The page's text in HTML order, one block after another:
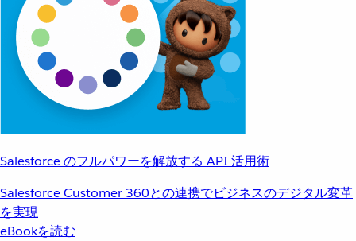
Salesforce のフルパワーを解放する API 活用術
Salesforce Customer 360との連携でビジネスのデジタル変革
を実現
eBookを読む